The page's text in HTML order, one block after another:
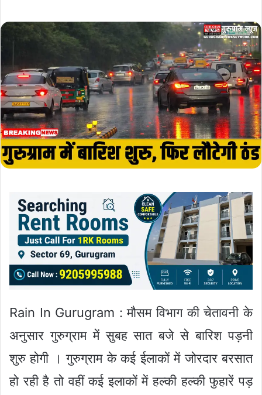
Rain In Gurugram : मौसम विभाग की चेतावनी के
अनुसार गुरुग्राम में सुबह सात बजे से बारिश पड़नी
शुरु होगी । गुरुग्राम के कई ईलाकों में जोरदार बरसात
हो रही है तो वहीं कई इलाकों में हल्की हल्की फुहारें पड़